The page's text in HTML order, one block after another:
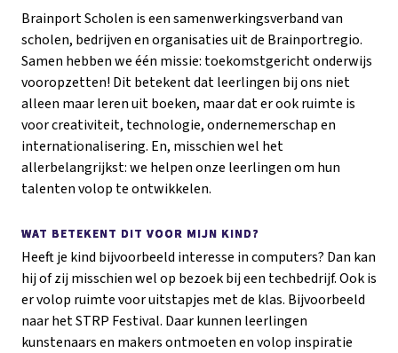
Brainport Scholen is een samenwerkingsverband van
scholen, bedrijven en organisaties uit de Brainportregio.
Samen hebben we één missie: toekomstgericht onderwijs
vooropzetten! Dit betekent dat leerlingen bij ons niet
alleen maar leren uit boeken, maar dat er ook ruimte is
voor creativiteit, technologie, ondernemerschap en
internationalisering. En, misschien wel het
allerbelangrijkst: we helpen onze leerlingen om hun
talenten volop te ontwikkelen.
WAT BETEKENT DIT VOOR MIJN KIND?
Heeft je kind bijvoorbeeld interesse in computers? Dan kan
hij of zij misschien wel op bezoek bij een techbedrijf. Ook is
er volop ruimte voor uitstapjes met de klas. Bijvoorbeeld
naar het STRP Festival. Daar kunnen leerlingen
kunstenaars en makers ontmoeten en volop inspiratie